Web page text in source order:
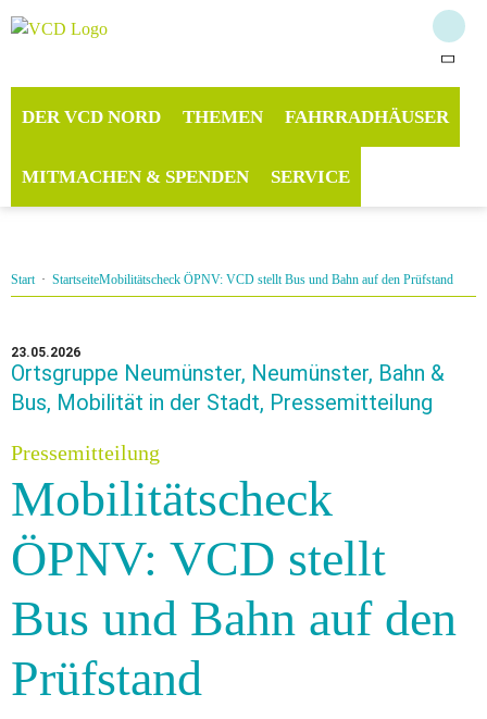
DER VCD NORD THEMEN FAHRRADHÄUSER
MITMACHEN & SPENDEN SERVICE
Start· StartseiteMobilitätscheck ÖPNV: VCD stellt Bus und Bahn auf den Prüfstand
23.05.2026
Ortsgruppe Neumünster, Neumünster, Bahn &
Bus, Mobilität in der Stadt, Pressemitteilung
Pressemitteilung
Mobilitätscheck
ÖPNV: VCD stellt
Bus und Bahn auf den
Prüfstand